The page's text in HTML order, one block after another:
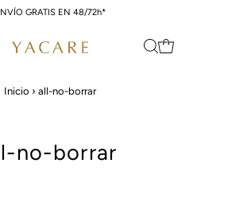
GRATIS EN 48/72h*
Inicio › all-no-borrar
no-borrar